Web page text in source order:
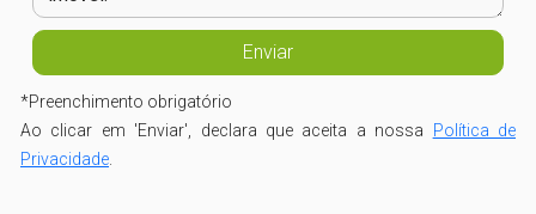
*Preenchimento obrigatório
Ao clicar em 'Enviar', declara que aceita a nossa Política de
Privacidade